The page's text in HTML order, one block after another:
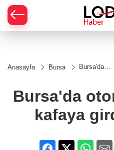
Anasayfa Bursa
Bursa'da
kafaya
girdi: 3
Bursa'da
kafaya